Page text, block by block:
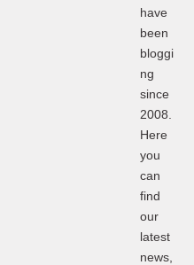
have
been
bloggi
ng
since
2008.
Here
you
can
find
our
latest
news,